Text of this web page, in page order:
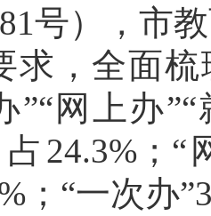
81号） ， 市
求，全面梳
”“ 网上办”“
24.3%； “
； “一次办”